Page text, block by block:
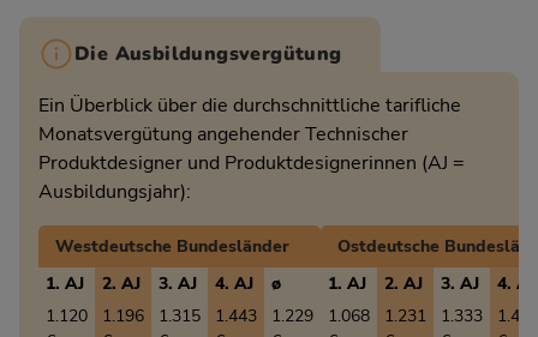
Die Ausbildungsvergütung
Ein Überblick über die durchschnittliche tarifliche
Monatsvergütung angehender Technischer
Produktdesigner und Produktdesignerinnen (AJ =
Ausbildungsjahr):
Westdeutsche Bundesländer
1. AJ
2. AJ 3. AJ 4. AJ
ø
1.120
1.196
1.315
1.443
1.229
Ostdeutsche
1. AJ
2. AJ 3. AJ
4. AJ
1.068
1.231
1.333
1.402